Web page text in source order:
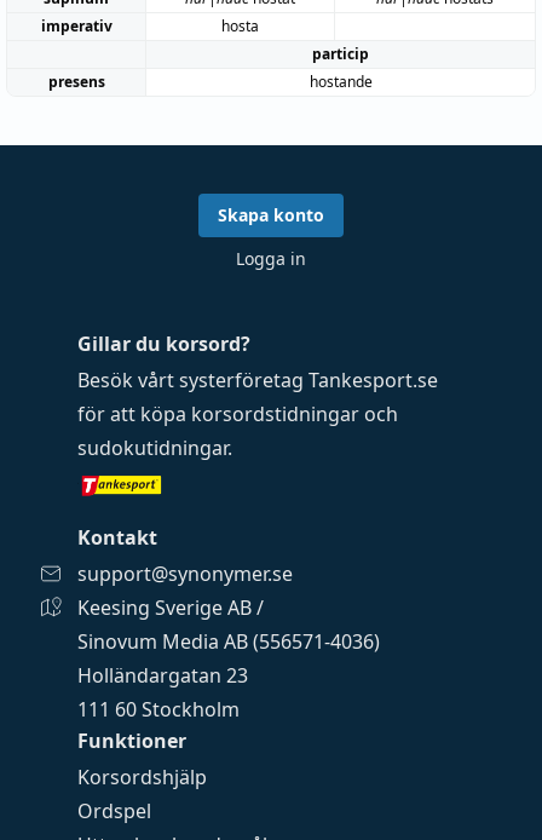
imperativ
hosta
particip
presens
hostande
Funktioner
Korsordshjälp
Ordspel
Gillar du korsord?
Besök vårt systerföretag Tankesport.se
för att köpa korsordstidningar och
sudokutidningar.
Kontakt
support@synonymer.se
Keesing Sverige AB /
Sinovum Media AB (556571-4036)
Holländargatan 23
111 60 Stockholm
Skapa konto
Logga in